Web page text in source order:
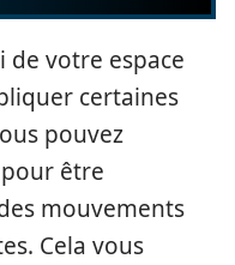
votre espace
certaines
pouvez
être
mouvements
Cela vous